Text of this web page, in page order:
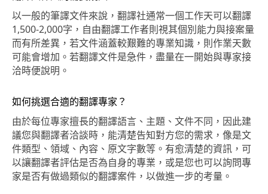
以一般的筆譯文件來說，翻譯社通常一個工作天可以翻譯
1,500-2,000字，自由翻譯工作者則視其個別能力與接案量
而有所差異，若文件涵蓋較艱難的專業知識，則作業天數
可能會增加。若翻譯文件是急件，盡量在一開始與專家接
洽時便說明。
如何挑選合適的翻譯專家？
由於每位專家擅長的翻譯語言、主題、文件不同，因此建
議您與翻譯者洽談時，能清楚告知對方您的需求，像是文
件類型、領域、內容、原文字數等。有愈清楚的資訊，可
以讓翻譯者評估是否為自身的專業，或是您也可以詢問專
家是否有做過類似的翻譯案件，以做進一步的考量。